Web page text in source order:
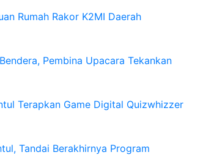
Rumah Rakor K2MI Daerah
Pembina Upacara Tekankan
Terapkan Game Digital Quizwhizzer
Tandai Berakhirnya Program